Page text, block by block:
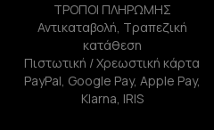
ΤΡΟΠΟΙ ΠΛΗΡΩΜΗΣ
Αντικαταβολή, Τραπεζική
κατάθεση
Πιστωτική / Χρεωστική κάρτα
PayPal, Google Pay, Apple Pay,
Klarna, IRIS